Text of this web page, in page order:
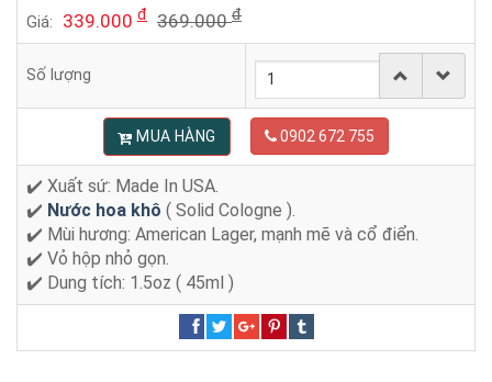
Giá: 339.000 đ 369.000đ
Số lượng
MUA HÀNG 0902 672 755
✔️ Xuất sứ: Made In USA.
✔️ Nước hoa khô ( Solid Cologne ).
✔️ Mùi hương: American Lager, mạnh mẽ và cổ điển.
✔️ Vỏ hộp nhỏ gọn.
✔️ Dung tích: 1.5oz ( 45ml )